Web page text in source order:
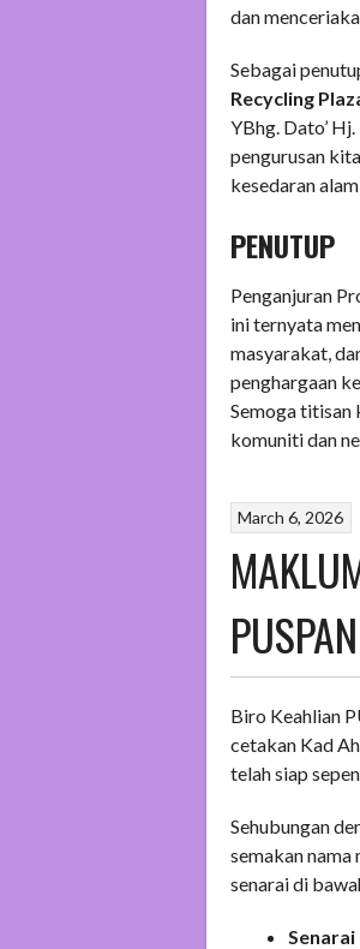
dan
Sebagai
Recycling
YBhg. Dato’
pengurusan
kesedaran
PENUTUP
Penganjuran
ini ternyata
masyarakat,
penghargaan
Semoga titisan
komuniti dan
March 6, 2026
Biro Keahlian
cetakan Kad
telah siap
Sehubungan
semakan
senarai di
Senarai